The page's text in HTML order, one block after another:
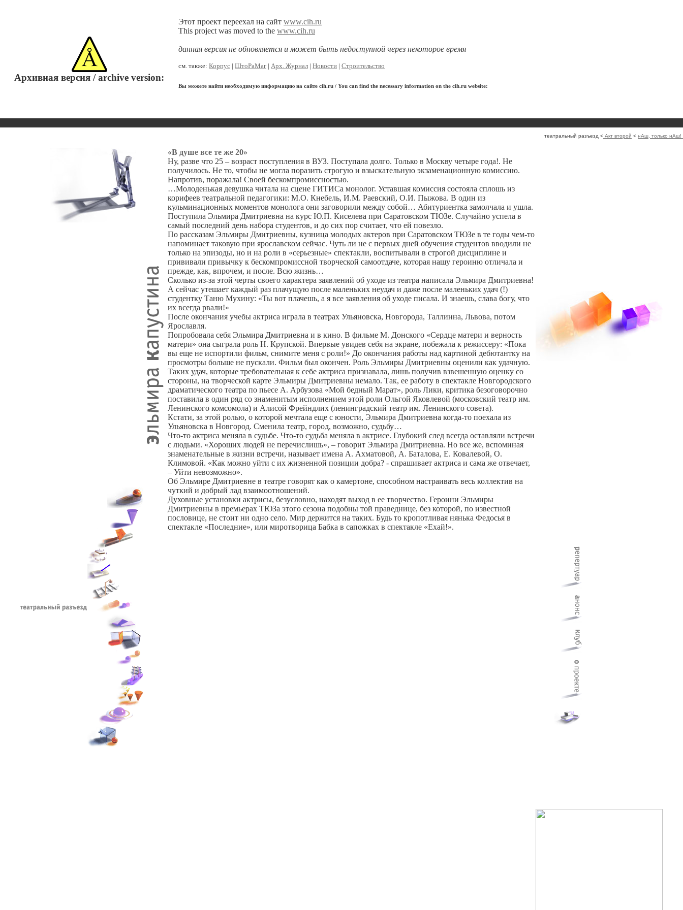
Архивная версия / archive version:
Этот проект переехал на сайт www.cih.ru
This project was moved to the www.cih.ru
данная версия не обновляется и может быть недоступной через некоторое время
см. также: Корпус | ШтоРаМаг | Арх. Журнал | Новости | Строительство
Вы можете найти необходимую информацию на сайте cih.ru / You can find the necessary information on the cih.ru website:
театральный разъезд < Акт второй < нАш, только нАш!
«В душе все те же 20»
Ну, разве что 25 – возраст поступления в ВУЗ. Поступала долго. Только в Москву четыре года!. Не
получилось. Не то, чтобы не могла поразить строгую и взыскательную экзаменационную комиссию.
Напротив, поражала! Своей бескомпромиссностью.
…Молоденькая девушка читала на сцене ГИТИСа монолог. Уставшая комиссия состояла сплошь из
корифеев театральной педагогики: М.О. Кнебель, И.М. Раевский, О.И. Пыжова. В один из
кульминационных моментов монолога они заговорили между собой… Абитуриентка замолчала и ушла.
Поступила Эльмира Дмитриевна на курс Ю.П. Киселева при Саратовском ТЮЗе. Случайно успела в
самый последний день набора студентов, и до сих пор считает, что ей повезло.
По рассказам Эльмиры Дмитриевны, кузница молодых актеров при Саратовском ТЮЗе в те годы чем-то
напоминает таковую при ярославском сейчас. Чуть ли не с первых дней обучения студентов вводили не
только на эпизоды, но и на роли в «серьезные» спектакли, воспитывали в строгой дисциплине и
прививали привычку к бескомпромиссной творческой самоотдаче, которая нашу героиню отличала и
прежде, как, впрочем, и после. Всю жизнь…
Сколько из-за этой черты своего характера заявлений об уходе из театра написала Эльмира Дмитриевна!
А сейчас утешает каждый раз плачущую после маленьких неудач и даже после маленьких удач (!)
студентку Таню Мухину: «Ты вот плачешь, а я все заявления об уходе писала. И знаешь, слава богу, что
их всегда рвали!»
После окончания учебы актриса играла в театрах Ульяновска, Новгорода, Таллинна, Львова, потом
Ярославля.
Попробовала себя Эльмира Дмитриевна и в кино. В фильме М. Донского «Сердце матери и верность
матери» она сыграла роль Н. Крупской. Впервые увидев себя на экране, побежала к режиссеру: «Пока
вы еще не испортили фильм, снимите меня с роли!» До окончания работы над картиной дебютантку на
просмотры больше не пускали. Фильм был окончен. Роль Эльмиры Дмитриевны оценили как удачную.
Таких удач, которые требовательная к себе актриса признавала, лишь получив взвешенную оценку со
стороны, на творческой карте Эльмиры Дмитриевны немало. Так, ее работу в спектакле Новгородского
драматического театра по пьесе А. Арбузова «Мой бедный Марат», роль Лики, критика безоговорочно
поставила в один ряд со знаменитым исполнением этой роли Ольгой Яковлевой (московский театр им.
Ленинского комсомола) и Алисой Фрейндлих (ленинградский театр им. Ленинского совета).
Кстати, за этой ролью, о которой мечтала еще с юности, Эльмира Дмитриевна когда-то поехала из
Ульяновска в Новгород. Сменила театр, город, возможно, судьбу…
Что-то актриса меняла в судьбе. Что-то судьба меняла в актрисе. Глубокий след всегда оставляли встречи
с людьми. «Хороших людей не перечислишь», – говорит Эльмира Дмитриевна. Но все же, вспоминая
знаменательные в жизни встречи, называет имена А. Ахматовой, А. Баталова, Е. Ковалевой, О.
Климовой. «Как можно уйти с их жизненной позиции добра? - спрашивает актриса и сама же отвечает,
– Уйти невозможно».
Об Эльмире Дмитриевне в театре говорят как о камертоне, способном настраивать весь коллектив на
чуткий и добрый лад взаимоотношений.
Духовные установки актрисы, безусловно, находят выход в ее творчество. Героини Эльмиры
Дмитриевны в премьерах ТЮЗа этого сезона подобны той праведнице, без которой, по известной
пословице, не стоит ни одно село. Мир держится на таких. Будь то кропотливая нянька Федосья в
спектакле «Последние», или миротворица Бабка в сапожках в спектакле «Ехай!».